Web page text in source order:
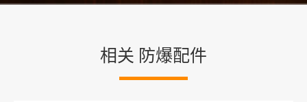
相关 防爆配件